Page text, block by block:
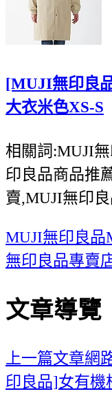
[MUJI無印良
大衣米色XS-S
相關詞:MUJI
印良品商品推
賣,MUJI無印
MUJI無印良品
無印良品專賣
文章導覽
上一篇文章網
印良品]女有機